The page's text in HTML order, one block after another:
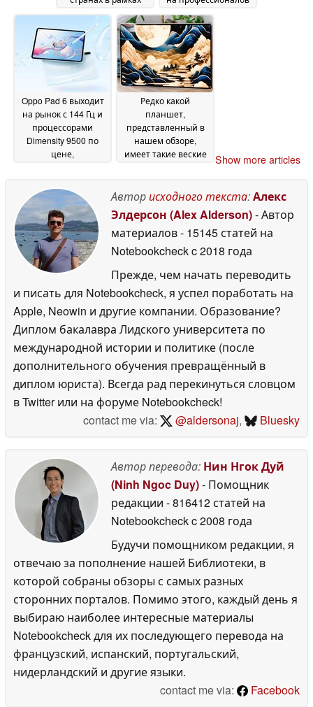
выпуска
27 May 2026
26 May 2026
Oppo Pad 6 выходит
на рынок с 144 Гц и
процессорами
Dimensity 9500 по
цене,
Редко какой
планшет,
представленный в
нашем обзоре,
имеет такие веские
выбором и
альтернативой iPad
25 May 2026
Show more articles
Авторисходного текста:Алекс
Элдерсон (Alex Alderson)- Автор
материалов- 15145 статей на
Notebookcheckc 2018 года
Прежде, чем начать переводить
и писать для Notebookcheck, я успел поработать на
Apple, Neowin и другие компании. Образование?
Диплом бакалавра Лидского университета по
международной истории и политике (после
дополнительного обучения превращённый в
диплом юриста). Всегда рад перекинуться словцом
в Twitter или на форуме Notebookcheck!
contact me via:
@aldersonaj, Bluesky
Автор перевода: Нин Нгок Дуй
(Ninh Ngoc Duy)- Помощник
редакции - 816412 статей на
Notebookcheckc 2008 года
Будучи помощником редакции, я
отвечаю за пополнение нашей Библиотеки, в
которой собраны обзоры с самых разных
сторонних порталов. Помимо этого, каждый день я
выбираю наиболее интересные материалы
Notebookcheck для их последующего перевода на
французский, испанский, португальский,
нидерландский и другие языки.
contact me via:
Facebook